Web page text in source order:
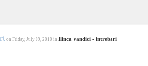
on Friday, July 09, 2010 in Ilinca Vandici - intrebari